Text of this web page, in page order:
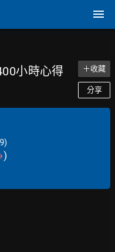
小時心得 ＋收藏
分享
)